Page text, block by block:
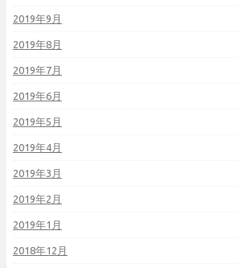
2019年9月
2019年8月
2019年7月
2019年6月
2019年5月
2019年4月
2019年3月
2019年2月
2019年1月
2018年12月